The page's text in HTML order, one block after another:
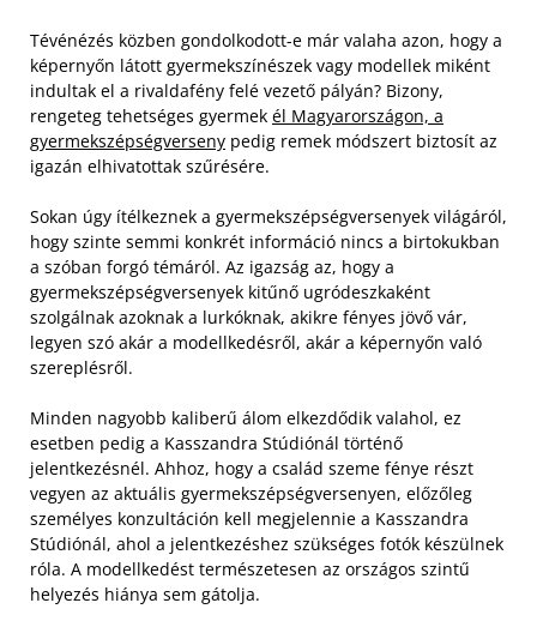
Tévénézés közben gondolkodott-e már valaha azon, hogy a
képernyőn látott gyermekszínészek vagy modellek miként
indultak el a rivaldafény felé vezető pályán? Bizony,
rengeteg tehetséges gyermek él Magyarországon, a
gyermekszépségverseny pedig remek módszert biztosít az
igazán elhivatottak szűrésére.
Sokan úgy ítélkeznek a gyermekszépségversenyek világáról,
hogy szinte semmi konkrét információ nincs a birtokukban
a szóban forgó témáról. Az igazság az, hogy a
gyermekszépségversenyek kitűnő ugródeszkaként
szolgálnak azoknak a lurkóknak, akikre fényes jövő vár,
legyen szó akár a modellkedésről, akár a képernyőn való
szereplésről.
Minden nagyobb kaliberű álom elkezdődik valahol, ez
esetben pedig a Kasszandra Stúdiónál történő
jelentkezésnél. Ahhoz, hogy a család szeme fénye részt
vegyen az aktuális gyermekszépségversenyen, előzőleg
személyes konzultáción kell megjelennie a Kasszandra
Stúdiónál, ahol a jelentkezéshez szükséges fotók készülnek
róla. A modellkedést természetesen az országos szintű
helyezés hiánya sem gátolja.